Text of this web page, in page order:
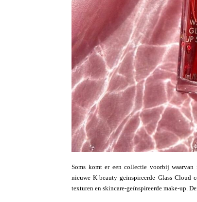
Soms komt er een collectie voorbij
nieuwe K-beauty geïnspireerde Glass
texturen en skincare-geïnspireerde make-up.